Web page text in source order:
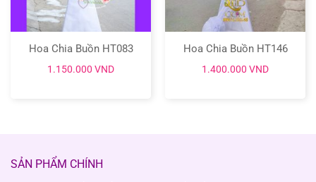
Hoa Chia Buồn HT083
1.150.000 VND
Hoa Chia Buồn HT146
1.400.000 VND
SẢN PHẨM CHÍNH